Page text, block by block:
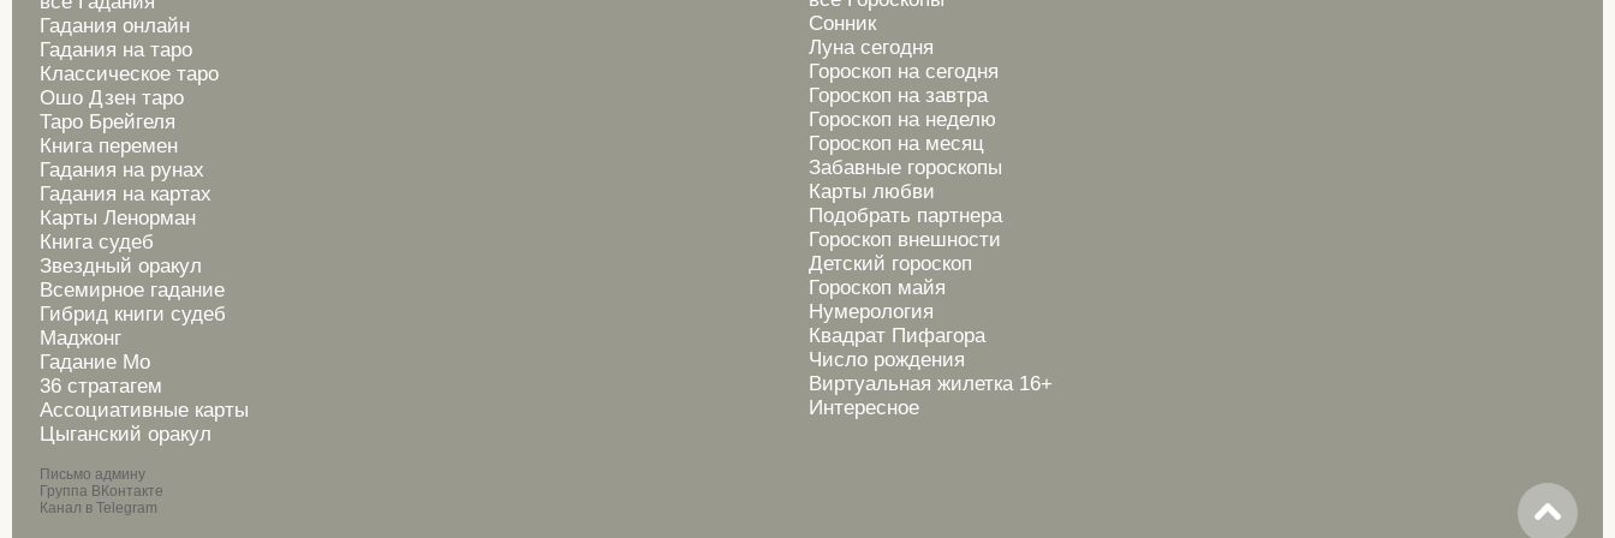
Гадания онлайн
Гадания на таро
Классическое таро
Ошо Дзен таро
Таро Брейгеля
Книга перемен
Гадания на рунах
Гадания на картах
Карты Ленорман
Книга судеб
Звездный оракул
Всемирное гадание
Гибрид книги судеб
Маджонг
Гадание Мо
36 стратагем
Ассоциативные карты
Цыганский оракул
Письмо админу
Группа ВКонтакте
Канал в Telegram
Сонник
Луна сегодня
Гороскоп на сегодня
Гороскоп на завтра
Гороскоп на неделю
Гороскоп на месяц
Забавные гороскопы
Карты любви
Подобрать партнера
Гороскоп внешности
Детский гороскоп
Гороскоп майя
Нумерология
Квадрат Пифагора
Число рождения
Виртуальная жилетка 16+
Интересное